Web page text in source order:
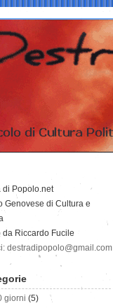
di Popolo.net
Genovese di Cultura e
da Riccardo Fucile
destradipopolo@gmail.com
giorni (5)